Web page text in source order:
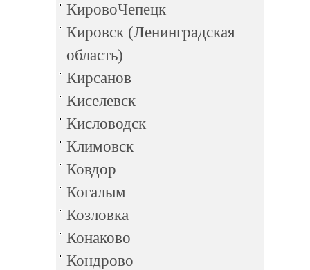
КировоЧепецк
Кировск (Ленинградская
область)
Кирсанов
Киселевск
Кисловодск
Климовск
Ковдор
Когалым
Козловка
Конаково
Кондрово